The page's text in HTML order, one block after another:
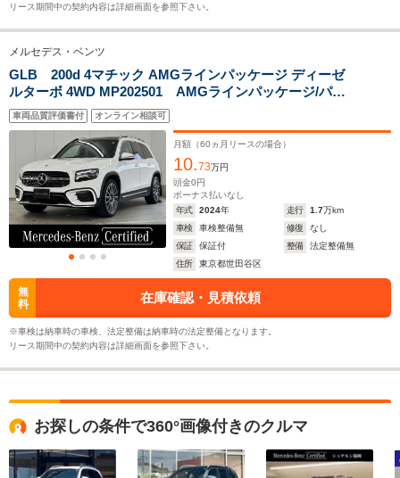
駆動方式
リース期間中の契約内容は詳細画面を参照下さい。
メルセデス・ベンツ
GLB 200d 4マチック AMGラインパッケージ ディーゼ
ルターボ 4WD MP202501 AMGラインパッケージ/パノ
ラミックスライディングルーフ/ヘッドアップディスプレ
イ/360度カメラ/アドバンスドパッケージ/MBUXナビゲー
ション/アンビエントライト64色/純正デジタルインナーミ
ラードライブレコーダー
車両品質評価書付 オンライン相談可
月額（60 ヵ月リースの場合）
10.73万円
頭金0円
ボーナス払いなし
年式
2024年 走行 1.7万km
車検
車検整備無 修復
なし
保証
保証付 整備
法定整備無
住所
東京都世田谷区
無
料
在庫確認・見積依頼
※車検は納車時の車検、法定整備は納車時の法定整備となります。
リース期間中の契約内容は詳細画面を参照下さい。
お探しの条件で360°画像付きのクルマ